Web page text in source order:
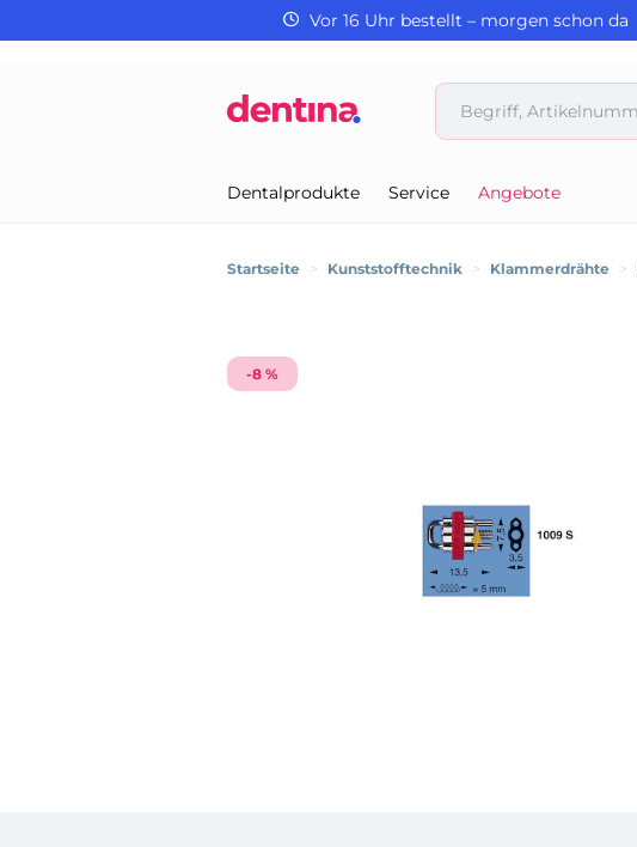
Vor 16 Uhr bestellt – morgen schon da
Dentalprodukte Service Angebote
Startseite > Kunststofftechnik > Klammerdrähte >
-8 %